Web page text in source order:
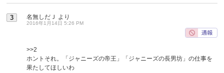
3 名無しだＪ より
2016年1月14日 5:26 PM
>>2
ホントそれ。「ジャニーズの帝王」「ジャニーズの長男坊」の仕事を
果たしてほしいわ